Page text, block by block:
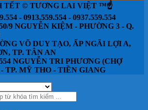
TẾT © TƯƠNG LAI VIỆT ™☝️
- 0913.559.554 - 0937.559.554
9 NGUYỄN KIỆM - PHƯỜNG 3 - Q.
VÕ DUY TẠO, ẤP NGÃI LỢI A,
TP. TÂN AN
NGUYỄN TRI PHƯƠNG (CHỢ
TP. MỸ THO - TIỀN GIANG